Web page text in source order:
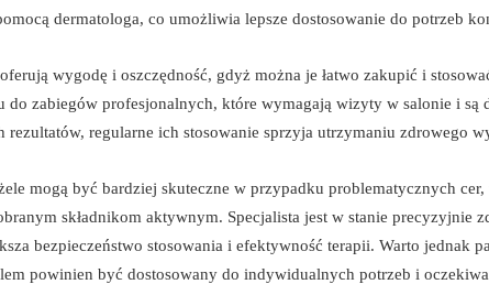
dermatologa, co umożliwia lepsze dostosowanie do potrzeb
oferują wygodę i oszczędność, gdyż można je łatwo zakupić i
do zabiegów profesjonalnych, które wymagają wizyty w salonie i są
rezultatów, regularne ich stosowanie sprzyja utrzymaniu zdrowego
mogą być bardziej skuteczne w przypadku problematycznych
składnikom aktywnym. Specjalista jest w stanie precyzyjnie
bezpieczeństwo stosowania i efektywność terapii. Warto jednak
powinien być dostosowany do indywidualnych potrzeb i